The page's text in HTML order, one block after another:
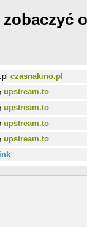
czasnakino.pl
upstream.to
upstream.to
upstream.to
upstream.to